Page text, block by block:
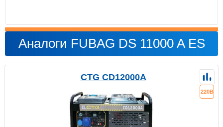
Аналоги FUBAG DS 11000 A ES
CTG CD12000A
220В